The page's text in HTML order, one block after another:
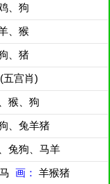
、狗
、猴
、猪
五宫肖)
猴、狗
、兔羊猪
兔狗、马羊
画： 羊猴猪